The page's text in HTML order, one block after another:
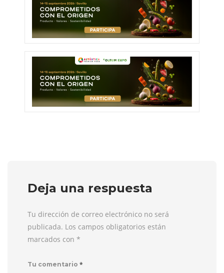
Deja una respuesta
Tu dirección de correo electrónico no será
publicada. Los campos obligatorios están
marcados con *
Tu comentario *